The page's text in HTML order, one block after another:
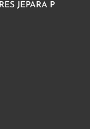
JEPARA P